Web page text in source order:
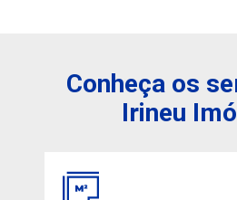
Conheça os
Irineu